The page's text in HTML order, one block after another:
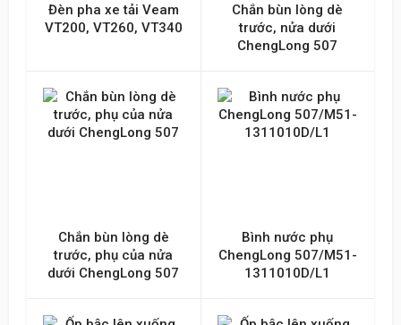
Đèn pha xe tải Veam
VT200, VT260, VT340
Chắn bùn lòng dè
trước, nửa dưới
ChengLong 507
Chắn bùn lòng dè
trước, phụ của nửa
dưới ChengLong 507
Bình nước phụ
ChengLong 507/M51-
1311010D/L1